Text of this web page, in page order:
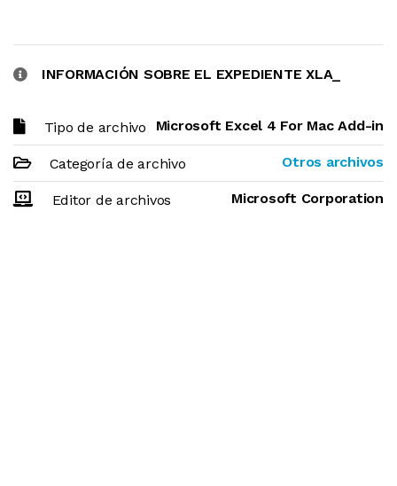
INFORMACIÓN SOBRE EL EXPEDIENTE XLA_
Tipo de archivo Microsoft Excel 4 For Mac Add-in
Categoría de archivo Otros archivos
Editor de archivos Microsoft Corporation